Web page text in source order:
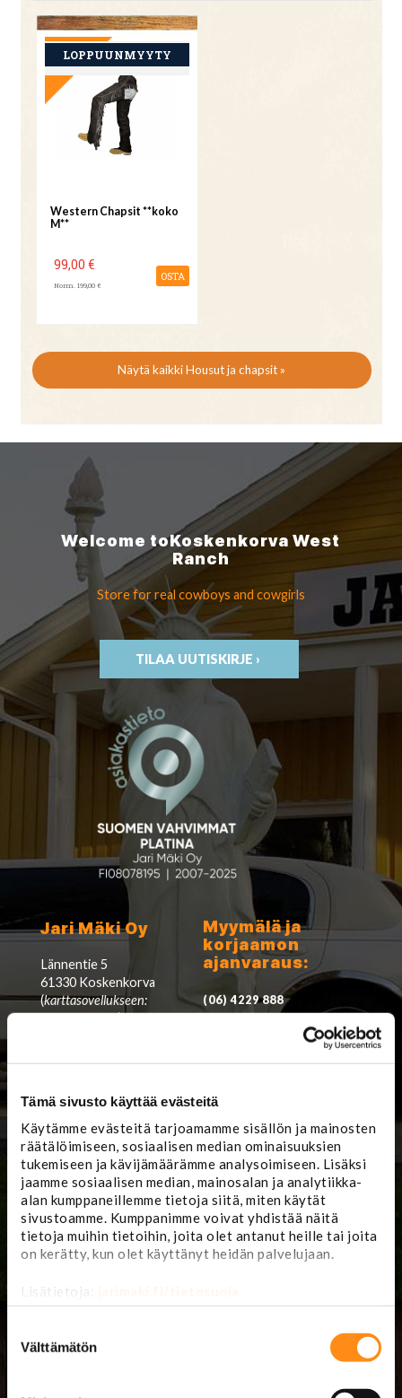
Tämä sivusto käyttää evästeitä
Käytämme evästeitä tarjoamamme sisällön ja mainosten
räätälöimiseen, sosiaalisen median ominaisuuksien
tukemiseen ja kävijämäärämme analysoimiseen. Lisäksi
jaamme sosiaalisen median, mainosalan ja analytiikka-
alan kumppaneillemme tietoja siitä, miten käytät
sivustoamme. Kumppanimme voivat yhdistää näitä
tietoja muihin tietoihin, joita olet antanut heille tai joita
on kerätty, kun olet käyttänyt heidän palvelujaan.
Lisätietoja: jarimaki.fi/tietosuoja
valinta
Välttämätön
Western Chapsit **koko
M**
99,00 €
Norm. 199,00 €
OSTA
Näytä kaikki Housut ja chapsit »
Welcome toKoskenkorvaWest
Ranch
Store for real cowboys and cowgirls
TILAA UUTISKIRJE ›
Jari Mäki Oy
Lännentie 5
61330 Koskenkorva
(karttasovellukseen:
Lasipajantie 5)
Myymälä ja
korjaamon
ajanvaraus:
(06) 4229 888
la 9-14
Kesän 2026
poikkeusaukioloaikoja:
su 26.7. 12-15
la 1.8. 9-16
ke 12.8. 8-18
ma-pe 8.00-16.30